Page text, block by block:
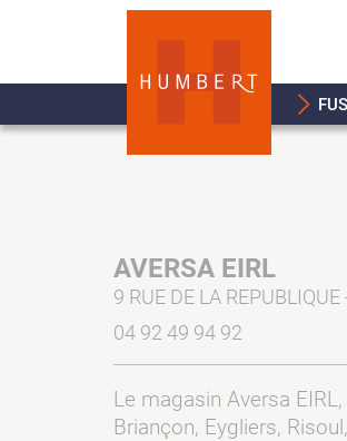
AVERSA EIRL
9 RUE DE LA
04 92 49 94 92
Le magasin Aversa
Briançon, Eygliers,